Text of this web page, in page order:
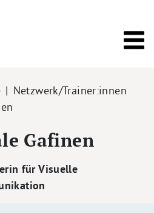
Netzwerk/Trainer:innen
Gafinen
für Visuelle